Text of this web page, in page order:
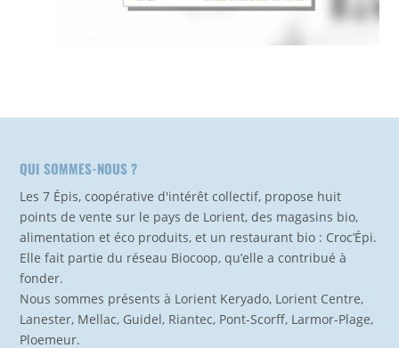
QUI SOMMES-NOUS ?
Les 7 Épis, coopérative d'intérêt collectif, propose huit
points de vente sur le pays de Lorient, des magasins bio,
alimentation et éco produits, et un restaurant bio : Croc’Épi.
Elle fait partie du réseau Biocoop, qu’elle a contribué à
fonder.
Nous sommes présents à Lorient Keryado, Lorient Centre,
Lanester, Mellac, Guidel, Riantec, Pont-Scorff, Larmor-Plage,
Ploemeur.